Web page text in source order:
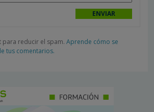
para reducir el spam. Aprende cómo se
tus comentarios.